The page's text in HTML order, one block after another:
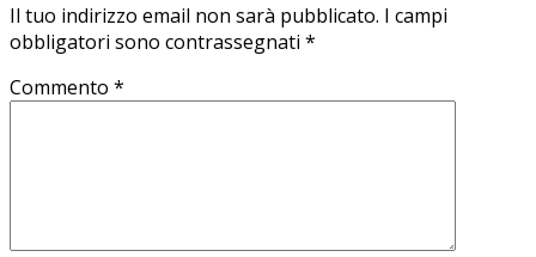
Il tuo indirizzo email non sarà pubblicato. I campi
obbligatori sono contrassegnati *
Commento *